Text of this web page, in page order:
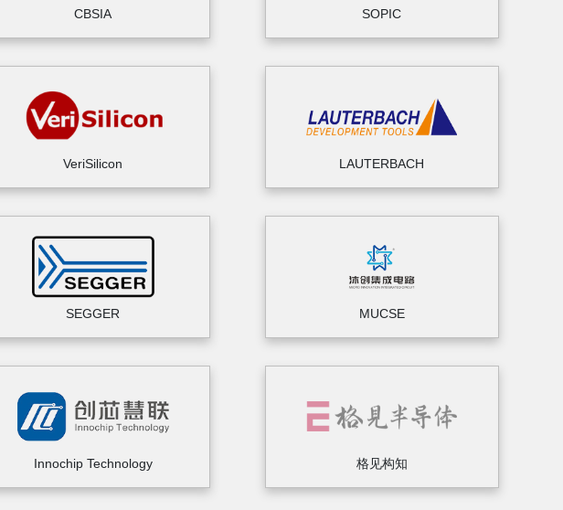
CBSIA SOPIC
VeriSilicon LAUTERBACH
SEGGER MUCSE
Innochip Technology 格见构知